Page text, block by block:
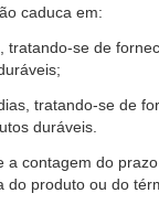
caduca em:
tratando-se de
tratando-se de
duráveis.
a contagem do
do produto ou do